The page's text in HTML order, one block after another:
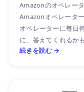
Amazonのオペレー
Amazonオペレータ
オペレーターに毎日
に、答えてくれるか
続きを読む →